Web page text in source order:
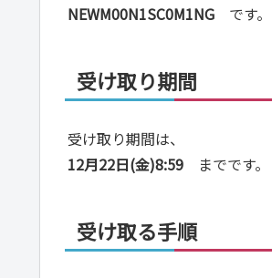
NEWM00N1SC0M1NG です。
受け取り期間
受け取り期間は、
12月22日(金)8:59
までです。
受け取る手順